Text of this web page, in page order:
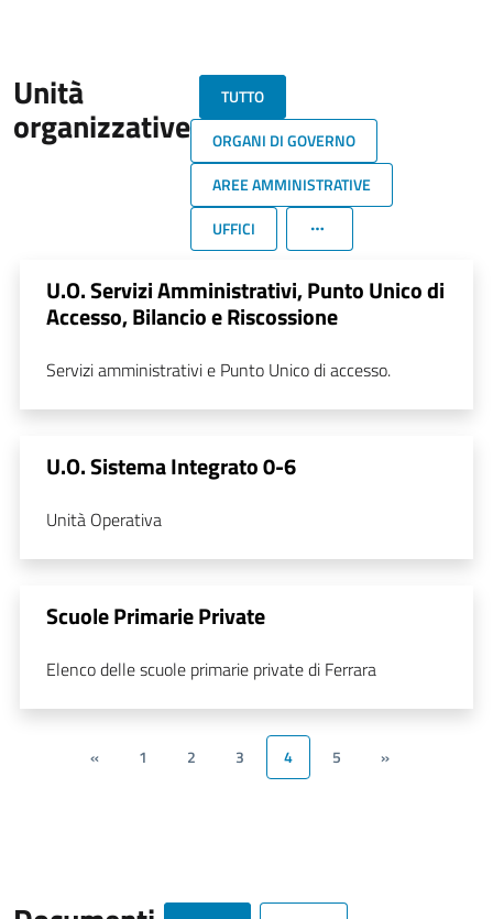
Unità
organizzative
TUTTO
ORGANI DI GOVERNO
AREE AMMINISTRATIVE
UFFICI
U.O. Servizi Amministrativi, Punto Unico di
Accesso, Bilancio e Riscossione
Servizi amministrativi e Punto Unico di accesso.
U.O. Sistema Integrato 0-6
Unità Operativa
Scuole Primarie Private
Elenco delle scuole primarie private di Ferrara
« 1 2 3 4 5 »